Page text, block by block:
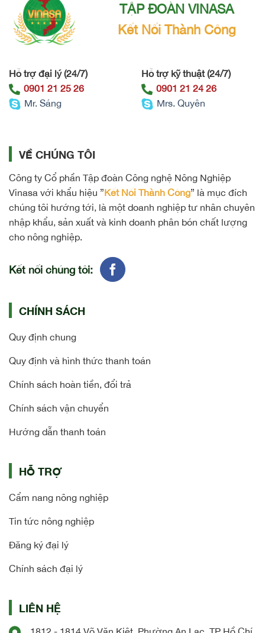
TẬP ĐOÀN VINASA
Kết Nối Thành Công
Hỗ trợ đại lý (24/7)
0901 21 25 26
Mr. Sáng
Hỗ trợ kỹ thuật (24/7)
0901 21 24 26
Mrs. Quyên
VỀ CHÚNG TÔI
Công ty Cổ phần Tập đoàn Công nghệ Nông Nghiệp
Vinasa với khẩu hiệu ”Kết Nối Thành Công” là mục đích
chúng tôi hướng tới, là một doanh nghiệp tư nhân chuyên
nhập khẩu, sản xuất và kinh doanh phân bón chất lượng
cho nông nghiệp.
Kết nối chúng tôi:
CHÍNH SÁCH
Quy định chung
Quy định và hình thức thanh toán
Chính sách hoàn tiền, đổi trả
Chính sách vận chuyển
Hướng dẫn thanh toán
HỖ TRỢ
Cẩm nang nông nghiệp
Tin tức nông nghiệp
Đăng ký đại lý
Chính sách đại lý
LIÊN HỆ